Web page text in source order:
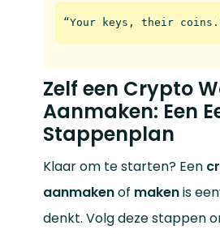
“Your keys, their
Zelf een Crypto
Aanmaken: Een
Stappenplan
Klaar om te starten? Een
aanmakenof makenis
denkt. Volg deze stappen